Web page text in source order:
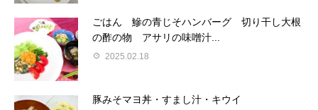
ごはん 鰺の青じそハンバーグ 切り干し大根
の酢の物 アサリの味噌汁...
2025.02.18
豚みそマヨ丼・すまし汁・キウイ